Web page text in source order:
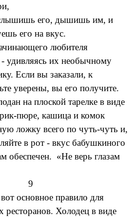
его, дышишь им, и
его на вкус.
любителя
удивляясь их необычному
Если вы заказали, к
уверены, вы его получите.
на плоской тарелке в виде
пюре, кашица и комок
ложку всего по чуть-чуть и,
в рот - вкус бабушкиного
обеспечен. «Не верь глазам
основное правило для
ресторанов. Холодец в виде